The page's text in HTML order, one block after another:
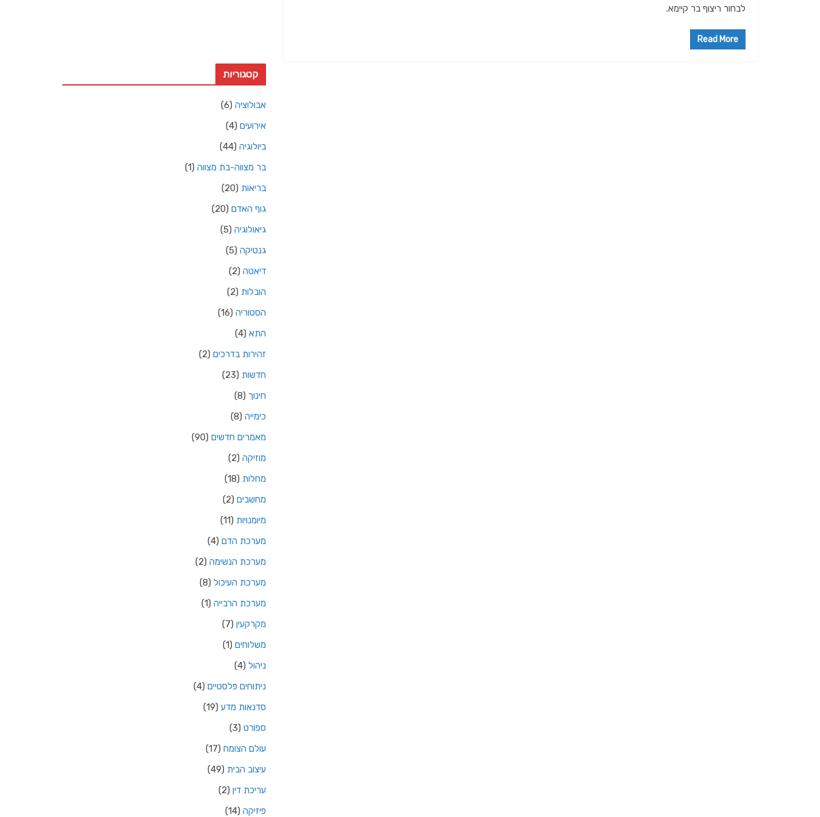
לבחור ריצוף בר קיימא.
Read More
קטגוריות
אבולוציה (6)
אירועים (4)
ביולוגיה (44)
בר מצווה-בת מצווה (1)
בריאות (20)
גוף האדם (20)
גיאולוגיה (5)
גנטיקה (5)
דיאטה (2)
הובלות (2)
הסטוריה (16)
התא (4)
זהירות בדרכים (2)
חדשות (23)
חינוך (8)
כימייה (8)
מאמרים חדשים (90)
מוזיקה (2)
מחלות (18)
מחשבים (2)
מיומנויות (11)
מערכת הדם (4)
מערכת הנשימה (2)
מערכת העיכול (8)
מערכת הרבייה (1)
מקרקעין (7)
משלוחים (1)
ניהול (4)
ניתוחים פלסטיים (4)
סדנאות מדע (19)
ספורט (3)
עולם הצומח (17)
עיצוב הבית (49)
עריכת דין (2)
פיזיקה (14)